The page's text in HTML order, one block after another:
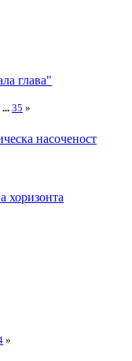
глава"
... 35 »
насоченост
хоризонта
»